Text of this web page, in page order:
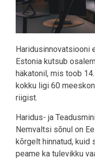
Haridusinnovatsiooni
Estonia kutsub
häkatonil, mis toob
kokku ligi 60
riigist.
Haridus- ja
Nemvaltsi sõnul on
kõrgelt hinnatud, kuid
peame ka tulevikku